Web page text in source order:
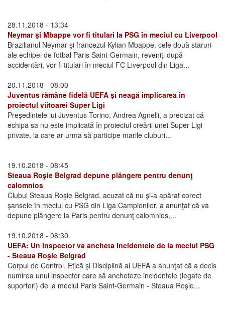
28.11.2018 - 13:34
Neymar şi Mbappe vor fi titulari la PSG în meciul cu Liverpool
Brazilianul Neymar şi francezul Kylian Mbappe, cele două staruri
ale echipei de fotbal Paris Saint-Germain, reveniţi după
accidentări, vor fi titulari în meciul FC Liverpool din Liga...
20.11.2018 - 08:00
Juventus rămâne fidelă UEFA şi neagă implicarea în
proiectul viitoarei Super Ligi
Preşedintele lui Juventus Torino, Andrea Agnelli, a precizat că
echipa sa nu este implicată în proiectul creării unei Super Ligi
private, la care ar urma să participe marile cluburi...
19.10.2018 - 08:45
Steaua Roşie Belgrad depune plângere pentru denunţ
calomnios
Clubul Steaua Roşie Belgrad, acuzat că nu şi-a apărat corect
şansele în meciul cu PSG din Liga Campionilor, a anunţat că va
depune plângere la Paris pentru denunţ calomnios,...
19.10.2018 - 08:30
UEFA: Un inspector va ancheta incidentele de la meciul PSG
- Steaua Roşie Belgrad
Corpul de Control, Etică şi Disciplină al UEFA a anunţat că a decis
numirea unui inspector care să ancheteze incidentele (legate de
suporteri) de la meciul Paris Saint-Germain - Steaua Roşie...